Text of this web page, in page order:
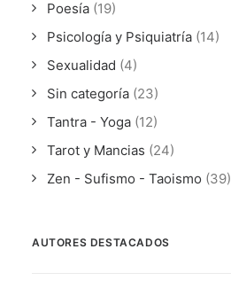
Poesía (19)
Psicología y Psiquiatría (14)
Sexualidad (4)
Sin categoría (23)
Tantra - Yoga (12)
Tarot y Mancias (24)
Zen - Sufismo - Taoismo (39)
AUTORES DESTACADOS